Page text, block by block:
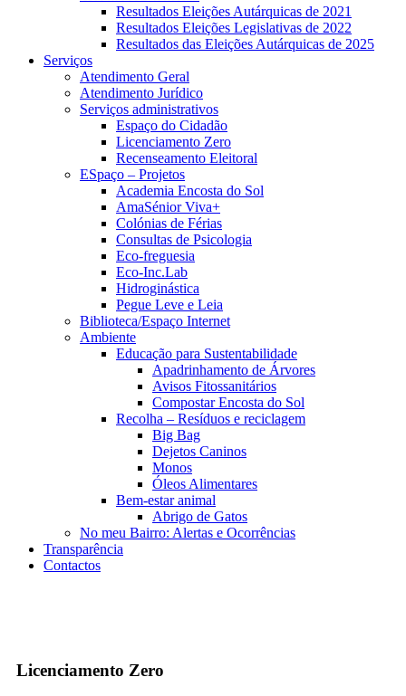
Resultados Eleições Autárquicas de 2021
Resultados Eleições Legislativas de 2022
Resultados das Eleições Autárquicas de 2025
Serviços
Atendimento Geral
Atendimento Jurídico
Serviços administrativos
Espaço do Cidadão
Licenciamento Zero
Recenseamento Eleitoral
ESpaço – Projetos
Academia Encosta do Sol
AmaSénior Viva+
Colónias de Férias
Consultas de Psicologia
Eco-freguesia
Eco-Inc.Lab
Hidroginástica
Pegue Leve e Leia
Biblioteca/Espaço Internet
Ambiente
Educação para Sustentabilidade
Apadrinhamento de Árvores
Avisos Fitossanitários
Compostar Encosta do Sol
Recolha – Resíduos e reciclagem
Big Bag
Dejetos Caninos
Monos
Óleos Alimentares
Bem-estar animal
Abrigo de Gatos
No meu Bairro: Alertas e Ocorrências
Transparência
Contactos
Licenciamento Zero